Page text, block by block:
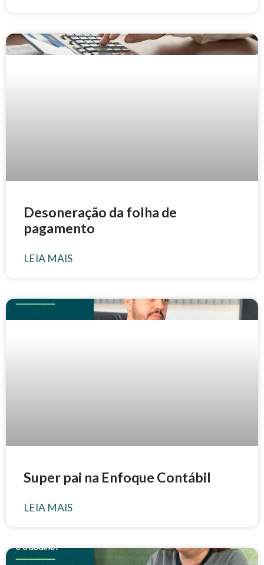
Desoneração da folha de
pagamento
LEIA MAIS
Super pai na Enfoque Contábil
LEIA MAIS